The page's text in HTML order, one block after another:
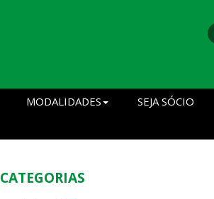
MODALIDADES
SEJA SÓCIO
CATEGORIAS